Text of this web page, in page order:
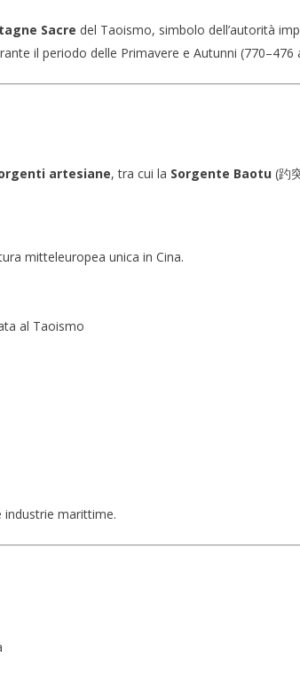
Sacre del Taoismo, simbolo dell’autorità
il periodo delle Primavere e Autunni (770–476
artesiane, tra cui la Sorgente Baotu (趵
mitteleuropea unica in Cina.
al Taoismo
industrie marittime.